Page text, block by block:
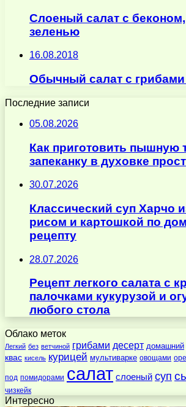
Слоеный салат с
зеленью
16.08.2018
Обычный салат с
Последние записи
05.08.2026
Как приготовить пышную
запеканку в духовке
30.07.2026
Классический суп Харчо
рисом и картошкой по
рецепту
28.07.2026
Рецепт легкого салата с
палочками кукурузой и
любого стола
Облако меток
Легкий без ветчиной грибами десерт домашний
квас кисель курицей мультиварке овощами
под помидорами салат слоеный суп
чизкейк
Интересно